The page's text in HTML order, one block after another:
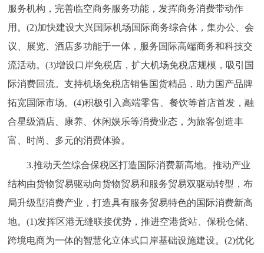
服务机构，完善临空商务服务功能，发挥商务消费带动作
用。(2)加快建设大兴国际机场国际商务综合体，集办公、会
议、展览、酒店多功能于一体，服务国际高端商务和科技交
流活动。(3)增设口岸免税店，扩大机场免税店规模，吸引国
际消费回流。支持机场免税店销售国货精品，助力国产品牌
拓宽国际市场。(4)积极引入高端零售、餐饮等首店首发，融
合星级酒店、康养、休闲娱乐等消费业态，为旅客创造丰
富、时尚、多元的消费体验。
3.推动天竺综合保税区打造国际消费新高地。推动产业
结构由货物贸易驱动向货物贸易和服务贸易双驱动转型，布
局升级型消费产业，打造具有服务贸易特色的国际消费新高
地。(1)发挥区港无缝联接优势，推进空港货站、保税仓储、
跨境电商为一体的智慧化立体式口岸基础设施建设。(2)优化